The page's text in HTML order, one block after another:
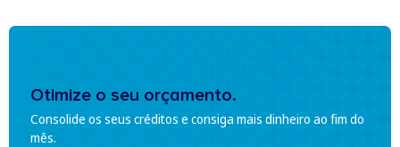
Otimize o seu orçamento.
Consolide os seus créditos e consiga mais dinheiro ao fim do
mês.